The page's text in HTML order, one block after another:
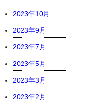
2023年10月
2023年9月
2023年7月
2023年5月
2023年3月
2023年2月